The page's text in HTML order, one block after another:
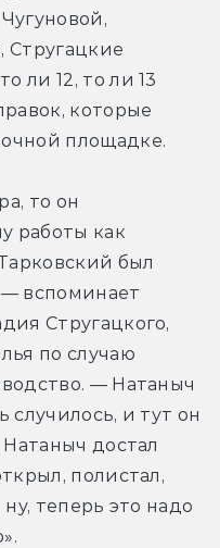
Стругацкие
ли 12, то ли 13
которые
площадке.
то он
работы как
был
— вспоминает
Стругацкого,
по случаю
— Натаныч
случилось, и тут он
достал
полистал,
теперь это надо